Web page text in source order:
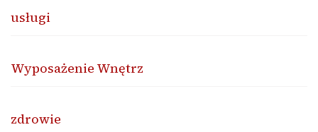
usługi
Wyposażenie Wnętrz
zdrowie